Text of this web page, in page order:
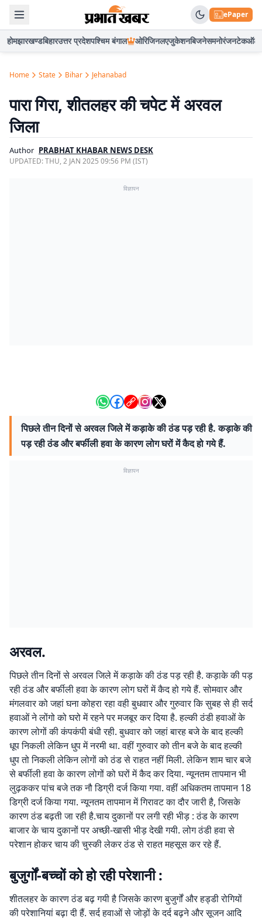
ePaper
होमझारखण्डबिहारउत्तर प्रदेशपश्चिम बंगाल ओरिजिनलएजुकेशनबिजनेसमनोरंजनटेकऑटो
Home State Bihar Jehanabad
पारा गिरा, शीतलहर की चपेट में अरवल
जिला
Author PRABHAT KHABAR NEWS DESK
UPDATED:THU, 2 JAN 2025 09:56 PM (IST)
विज्ञापन
पिछले तीन दिनों से अरवल जिले में कड़ाके की ठंड पड़ रही है. कड़ाके की
पड़ रही ठंड और बर्फीली हवा के कारण लोग घरों में कैद हो गये हैं.
विज्ञापन
अरवल.
पिछले तीन दिनों से अरवल जिले में कड़ाके की ठंड पड़ रही है. कड़ाके की पड़
रही ठंड और बर्फीली हवा के कारण लोग घरों में कैद हो गये हैं. सोमवार और
मंगलवार को जहां घना कोहरा रहा वही बुधवार और गुरुवार कि सुबह से ही सर्द
हवाओं ने लोंगो को घरो में रहने पर मजबूर कर दिया है. हल्की ठंडी हवाओं के
कारण लोगों की कंपकंपी बंधी रही. बुधवार को जहां बारह बजे के बाद हल्की
धूप निकली लेकिन धुप में नरमी था. वहीं गुरुवार को तीन बजे के बाद हल्की
धुप तो निकली लेकिन लोगों को ठंड से राहत नहीं मिली. लेकिन शाम चार बजे
से बर्फीली हवा के कारण लोगों को घरों में कैद कर दिया. न्यूनतम तापमान भी
लुढ़ककर पांच बजे तक नौ डिग्री दर्ज किया गया. वहीं अधिकतम तापमान 18
डिग्री दर्ज किया गया. न्यूनतम तापमान में गिरावट का दौर जारी है, जिसके
कारण ठंड बढ़ती जा रही है.चाय दुकानों पर लगी रही भीड़ : ठंड के कारण
बाजार के चाय दुकानों पर अच्छी-खासी भीड़ देखी गयी. लोग ठंडी हवा से
परेशान होकर चाय की चुस्की लेकर ठंड से राहत महसूस कर रहे हैं.
बुजुर्गों-बच्चों को हो रही परेशानी :
शीतलहर के कारण ठंड बढ़ गयी है जिसके कारण बुजुर्गों और हड्डी रोगियों
की परेशानियां बढ़ा दी हैं. सर्द हवाओं से जोड़ों के दर्द बढ़ने और सूजन आदि